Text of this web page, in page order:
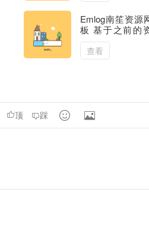
Emlog南笙资源
板 基于之前的
吧模板修复版
查看
顶 踩  